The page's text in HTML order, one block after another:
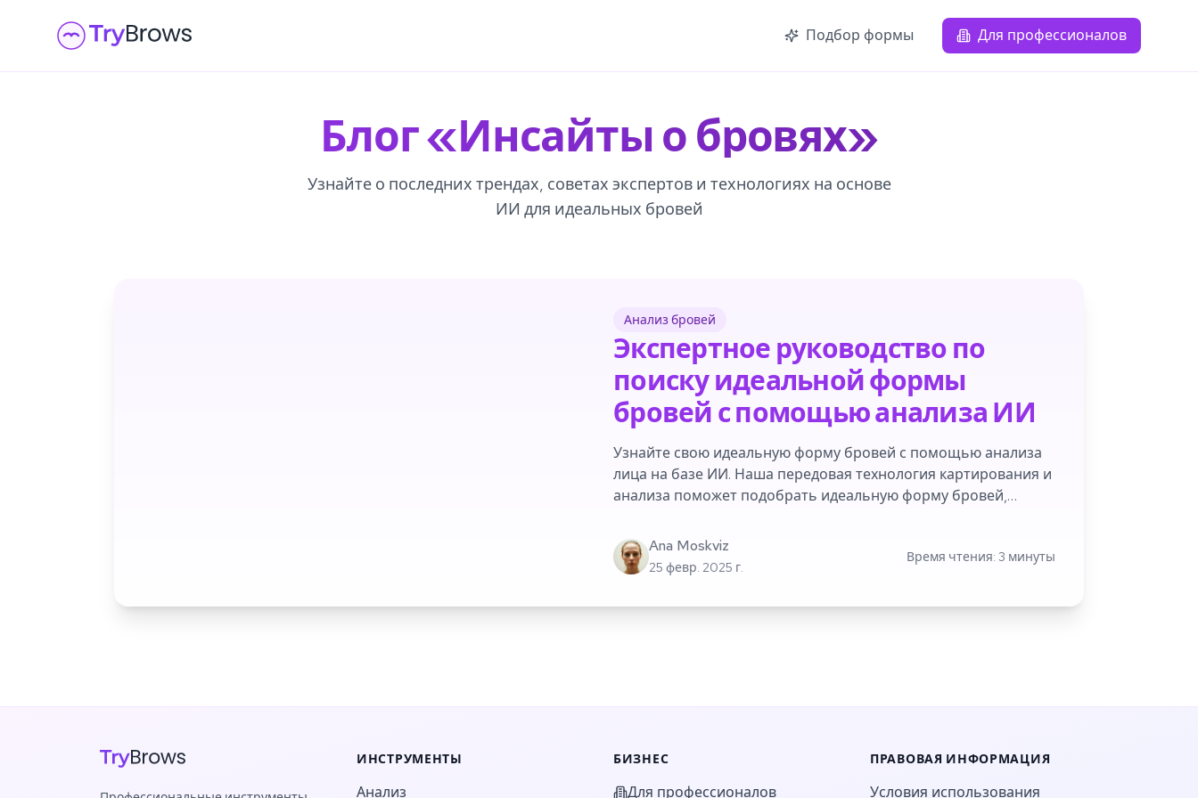
Подбор формы Для профессионалов
Блог «Инсайты о бровях»
Узнайте о последних трендах, советах экспертов и технологиях на основе
ИИ для идеальных бровей
Анализ бровей
Экспертное руководство по
поиску идеальной формы
бровей с помощью анализа ИИ
Узнайте свою идеальную форму бровей с помощью анализа
лица на базе ИИ. Наша передовая технология картирования и
анализа поможет подобрать идеальную форму бровей,
Ana Moskviz
25 февр. 2025 г.
Время чтения: 3 минуты
ИНСТРУМЕНТЫ
Анализ
БИЗНЕС
Для профессионалов
ПРАВОВАЯ ИНФОРМАЦИЯ
Условия использования